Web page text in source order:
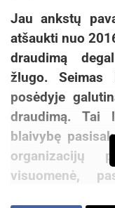
Jau ankstų
atšaukti nuo
draudimą
žlugo. Seimas
posėdyje
draudimą. Tai
blaivybę
organizacijų
visuomenė,